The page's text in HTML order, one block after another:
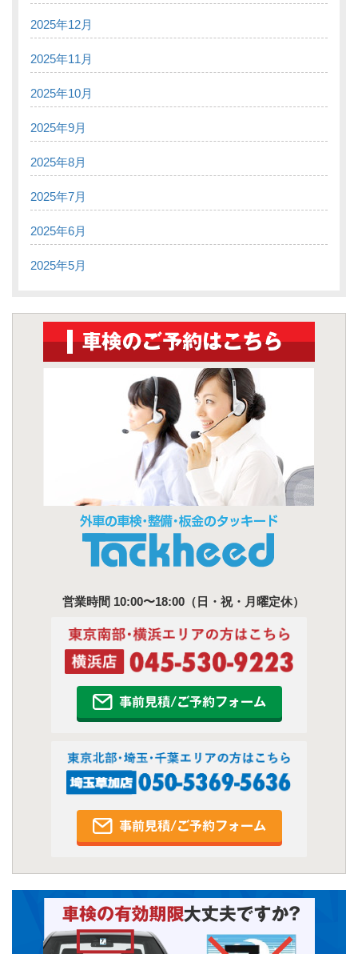
2025年12月
2025年11月
2025年10月
2025年9月
2025年8月
2025年7月
2025年6月
2025年5月
営業時間 10:00〜18:00（日・祝・月曜定休）